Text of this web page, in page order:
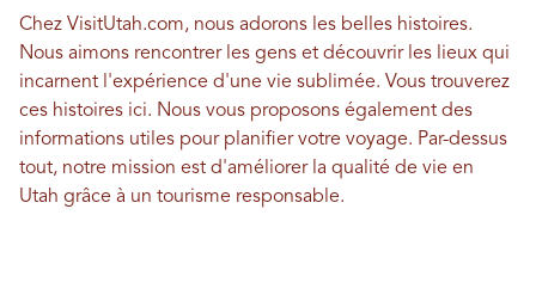
Chez VisitUtah.com, nous adorons les belles histoires.
Nous aimons rencontrer les gens et découvrir les lieux qui
incarnent l'expérience d'une vie sublimée. Vous trouverez
ces histoires ici. Nous vous proposons également des
informations utiles pour planifier votre voyage. Par-dessus
tout, notre mission est d'améliorer la qualité de vie en
Utah grâce à un tourisme responsable.